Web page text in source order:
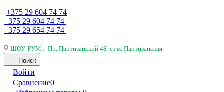
+375 29 604 74 74
+375 29 604 74 74
+375 29 654 74 74
ШОУ-РУМ : Пр. Партизанский 48 ст.м. Партизанская
Поиск
Войти
Сравнение0